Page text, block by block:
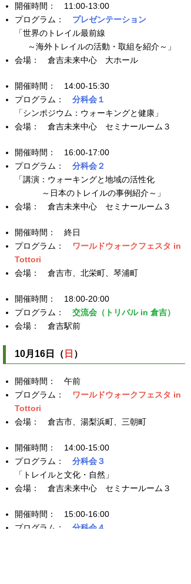
11:00-13:00
プレゼンテーション
「世界のトレイル最前線
～海外トレイルの活動・取組を紹介～」
倉吉未来中心 大ホール
14:00-15:30
分科会１
「シンポジウム：ウォーキングと健康」
倉吉未来中心 セミナールーム３
16:00-17:00
分科会２
「講演：ウォーキングと地域の活性化
～日本のトレイルの事例紹介～」
倉吉未来中心 セミナールーム３
終日
ワールドウォークフェスタ in
Tottori
倉吉市、北栄町、琴浦町
18:00-20:00
交流会（トリバル in 倉吉）
倉吉駅前
10月16日（ 日 ）
午前
ワールドウォークフェスタ in
Tottori
倉吉市、湯梨浜町、三朝町
14:00-15:00
分科会３
「トレイルと文化・自然」
倉吉未来中心 セミナールーム３
15:00-16:00
分科会４